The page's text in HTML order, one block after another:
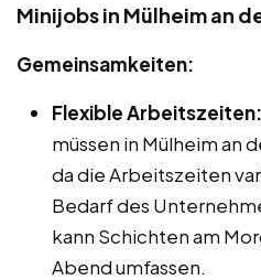
Minijobs in Mülheim an
Gemeinsamkeiten:
Flexible Arbeitszeiten:
müssen in Mülheim an
da die Arbeitszeiten
Bedarf des
kann Schichten am
Abend umfassen.